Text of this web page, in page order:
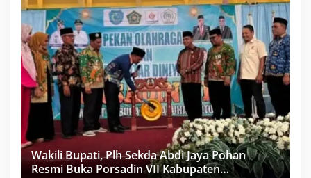
Wakili Bupati, Plh Sekda Abdi Jaya Pohan
Resmi Buka Porsadin VII Kabupaten